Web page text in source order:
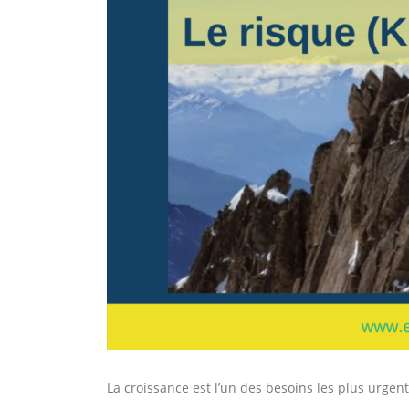
La croissance est l’un des besoins les plus